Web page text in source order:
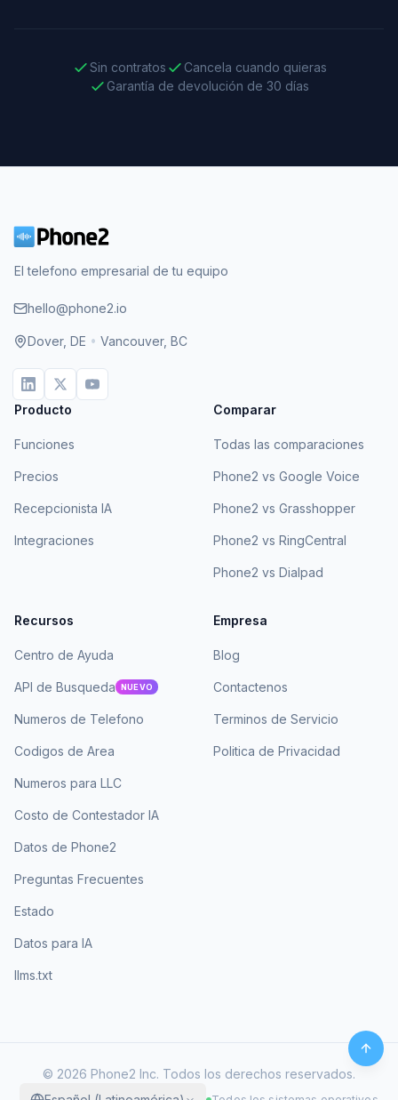
Sin contratos
Cancela cuando quieras
Garantía de devolución de 30 días
El telefono empresarial de tu equipo
hello@phone2.io
Dover, DE • Vancouver, BC
Producto
Funciones
Precios
Recepcionista IA
Integraciones
Comparar
Todas las comparaciones
Phone2 vs Google Voice
Phone2 vs Grasshopper
Phone2 vs RingCentral
Phone2 vs Dialpad
Recursos
Centro de Ayuda
API de Busqueda NUEVO
Numeros de Telefono
Codigos de Area
Numeros para LLC
Costo de Contestador IA
Datos de Phone2
Preguntas Frecuentes
Estado
Datos para IA
llms.txt
Empresa
Blog
Contactenos
Terminos de Servicio
Politica de Privacidad
© 2026 Phone2 Inc. Todos los derechos reservados.